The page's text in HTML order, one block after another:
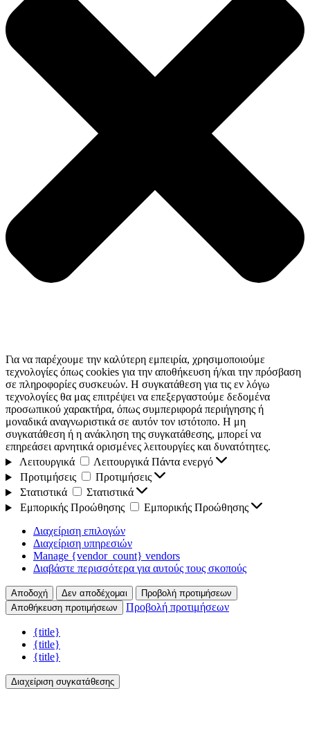
Για να παρέχουμε την καλύτερη εμπειρία, χρησιμοποιούμε
τεχνολογίες όπως cookies για την αποθήκευση ή/και την πρόσβαση
σε πληροφορίες συσκευών. Η συγκατάθεση για τις εν λόγω
τεχνολογίες θα μας επιτρέψει να επεξεργαστούμε δεδομένα
προσωπικού χαρακτήρα, όπως συμπεριφορά περιήγησης ή
μοναδικά αναγνωριστικά σε αυτόν τον ιστότοπο. Η μη
συγκατάθεση ή η ανάκληση της συγκατάθεσης, μπορεί να
επηρεάσει αρνητικά ορισμένες λειτουργίες και δυνατότητες.
Λειτουργικά
Λειτουργικά Πάντα ενεργό
Προτιμήσεις
Προτιμήσεις
Στατιστικά
Στατιστικά
Εμπορικής Προώθησης
Εμπορικής Προώθησης
Διαχείριση επιλογών
Διαχείριση υπηρεσιών
Manage {vendor_count} vendors
Διαβάστε περισσότερα για αυτούς τους σκοπούς
Αποδοχή Δεν αποδέχομαι
Προβολή προτιμήσεων
Αποθήκευση προτιμήσεων
Προβολή προτιμήσεων
{title}
{title}
{title}
Διαχείριση συγκατάθεσης